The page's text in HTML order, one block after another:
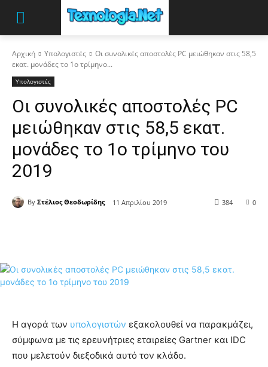
Αρχική Υπολογιστές
Οι συνολικές αποστολές PC μειώθηκαν στις 58,5
εκατ. μονάδες το 1ο τρίμηνο...
Υπολογιστές
Οι συνολικές αποστολές PC
μειώθηκαν στις 58,5 εκατ.
μονάδες το 1ο τρίμηνο του
2019
By Στέλιος Θεοδωρίδης 11 Απριλίου 2019 0
384
Η αγορά των υπολογιστών εξακολουθεί να παρακμάζει,
σύμφωνα με τις ερευνήτριες εταιρείες Gartner και IDC
που μελετούν διεξοδικά αυτό τον κλάδο.